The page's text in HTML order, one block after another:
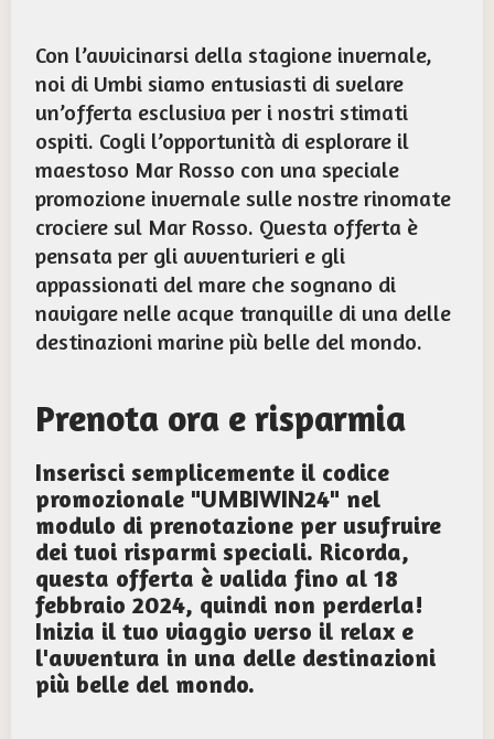
Con l’avvicinarsi della stagione invernale,
noi di Umbi siamo entusiasti di svelare
un’offerta esclusiva per i nostri stimati
ospiti. Cogli l’opportunità di esplorare il
maestoso Mar Rosso con una speciale
promozione invernale sulle nostre rinomate
crociere sul Mar Rosso. Questa offerta è
pensata per gli avventurieri e gli
appassionati del mare che sognano di
navigare nelle acque tranquille di una delle
destinazioni marine più belle del mondo.
Prenota ora e risparmia
Inserisci semplicemente il codice
promozionale "UMBIWIN24" nel
modulo di prenotazione per usufruire
dei tuoi risparmi speciali. Ricorda,
questa offerta è valida fino al 18
febbraio 2024, quindi non perderla!
Inizia il tuo viaggio verso il relax e
l'avventura in una delle destinazioni
più belle del mondo.